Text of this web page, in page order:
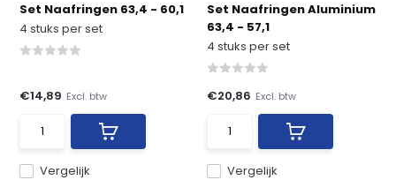
Set Naafringen 63,4 - 60,1
4 stuks per set
Vergelijk
€14,89 Excl. btw
Set Naafringen Aluminium
63,4 - 57,1
4 stuks per set
Vergelijk
€20,86 Excl. btw